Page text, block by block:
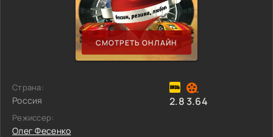
СМОТРЕТЬ ОНЛАЙН
Страна:
Россия
Режиссер:
Олег Фесенко
2.83.64